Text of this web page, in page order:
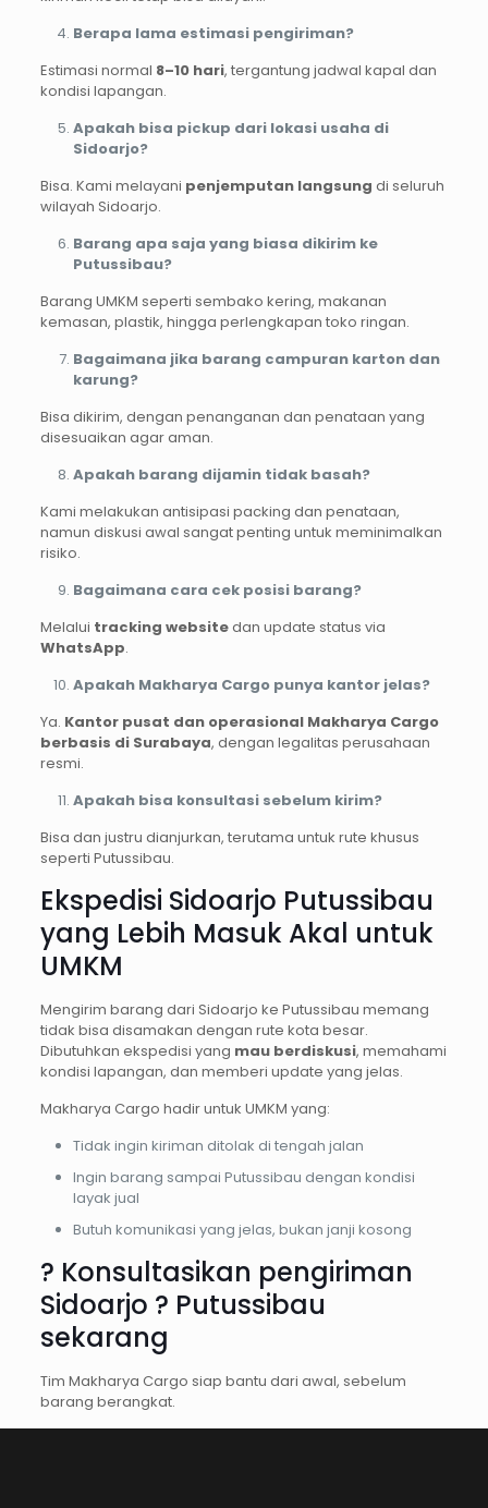
Berapa lama estimasi pengiriman?
Estimasi normal 8–10 hari, tergantung jadwal kapal dan
kondisi lapangan.
Apakah bisa pickup dari lokasi usaha di
Sidoarjo?
Bisa. Kami melayani penjemputan langsung di seluruh
wilayah Sidoarjo.
Barang apa saja yang biasa dikirim ke
Putussibau?
Barang UMKM seperti sembako kering, makanan
kemasan, plastik, hingga perlengkapan toko ringan.
Bagaimana jika barang campuran karton dan
karung?
Bisa dikirim, dengan penanganan dan penataan yang
disesuaikan agar aman.
Apakah barang dijamin tidak basah?
Kami melakukan antisipasi packing dan penataan,
namun diskusi awal sangat penting untuk meminimalkan
risiko.
Bagaimana cara cek posisi barang?
Melalui tracking websitedan update status via
WhatsApp.
Apakah Makharya Cargo punya kantor jelas?
Ya. Kantor pusat dan operasional Makharya Cargo
berbasis di Surabaya, dengan legalitas perusahaan
resmi.
Apakah bisa konsultasi sebelum kirim?
Bisa dan justru dianjurkan, terutama untuk rute khusus
seperti Putussibau.
Ekspedisi Sidoarjo Putussibau
yang Lebih Masuk Akal untuk
UMKM
Mengirim barang dari Sidoarjo ke Putussibau memang
tidak bisa disamakan dengan rute kota besar.
Dibutuhkan ekspedisi yang mau berdiskusi, memahami
kondisi lapangan, dan memberi update yang jelas.
Makharya Cargo hadir untuk UMKM yang:
Tidak ingin kiriman ditolak di tengah jalan
Ingin barang sampai Putussibau dengan kondisi
layak jual
Butuh komunikasi yang jelas, bukan janji kosong
? Konsultasikan pengiriman
Sidoarjo ? Putussibau
sekarang
Tim Makharya Cargo siap bantu dari awal, sebelum
barang berangkat.